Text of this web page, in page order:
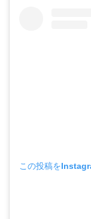
この投稿を